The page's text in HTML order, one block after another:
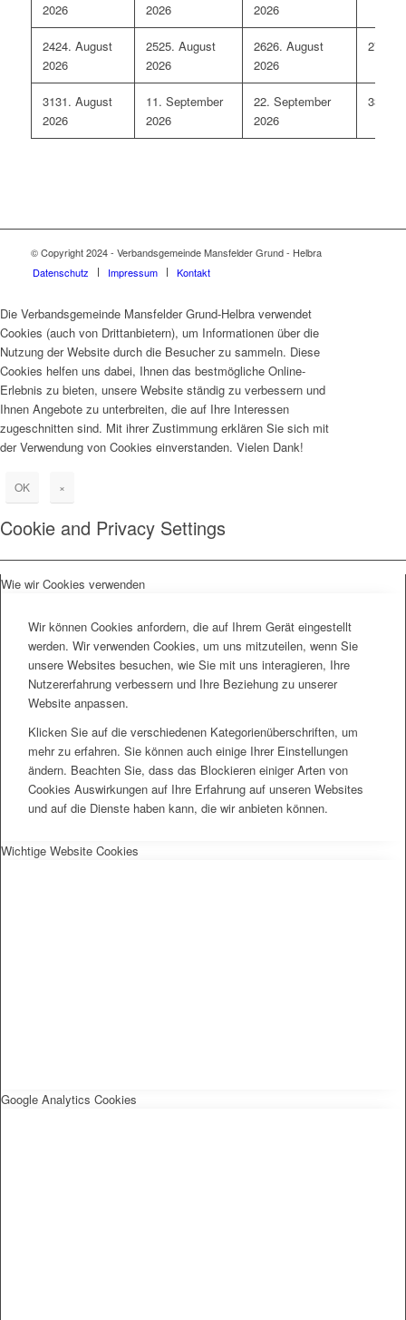
2026 2026 2026
2424. August
2026
2525. August
2026
2626. August
2026
27
3131. August
2026
11. September
2026
22. September
2026
33.
© Copyright 2024 - Verbandsgemeinde Mansfelder Grund - Helbra
Datenschutz
Impressum Kontakt
Die Verbandsgemeinde Mansfelder Grund-Helbra verwendet
Cookies (auch von Drittanbietern), um Informationen über die
Nutzung der Website durch die Besucher zu sammeln. Diese
Cookies helfen uns dabei, Ihnen das bestmögliche Online-
Erlebnis zu bieten, unsere Website ständig zu verbessern und
Ihnen Angebote zu unterbreiten, die auf Ihre Interessen
zugeschnitten sind. Mit ihrer Zustimmung erklären Sie sich mit
der Verwendung von Cookies einverstanden. Vielen Dank!
OK ×
Cookie and Privacy Settings
Wie wir Cookies verwenden
Wir können Cookies anfordern, die auf Ihrem Gerät eingestellt
werden. Wir verwenden Cookies, um uns mitzuteilen, wenn Sie
unsere Websites besuchen, wie Sie mit uns interagieren, Ihre
Nutzererfahrung verbessern und Ihre Beziehung zu unserer
Website anpassen.
Klicken Sie auf die verschiedenen Kategorienüberschriften, um
mehr zu erfahren. Sie können auch einige Ihrer Einstellungen
ändern. Beachten Sie, dass das Blockieren einiger Arten von
Cookies Auswirkungen auf Ihre Erfahrung auf unseren Websites
und auf die Dienste haben kann, die wir anbieten können.
Wichtige Website Cookies
Google Analytics Cookies